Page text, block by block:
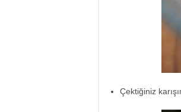
Çektiğiniz